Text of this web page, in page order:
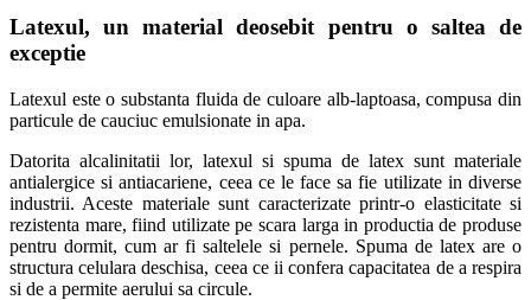
Latexul, un material deosebit pentru o saltea de
exceptie
Latexul este o substanta fluida de culoare alb-laptoasa, compusa din
particule de cauciuc emulsionate in apa.
Datorita alcalinitatii lor, latexul si spuma de latex sunt materiale
antialergice si antiacariene, ceea ce le face sa fie utilizate in diverse
industrii. Aceste materiale sunt caracterizate printr-o elasticitate si
rezistenta mare, fiind utilizate pe scara larga in productia de produse
pentru dormit, cum ar fi saltelele si pernele. Spuma de latex are o
structura celulara deschisa, ceea ce ii confera capacitatea de a respira
si de a permite aerului sa circule.